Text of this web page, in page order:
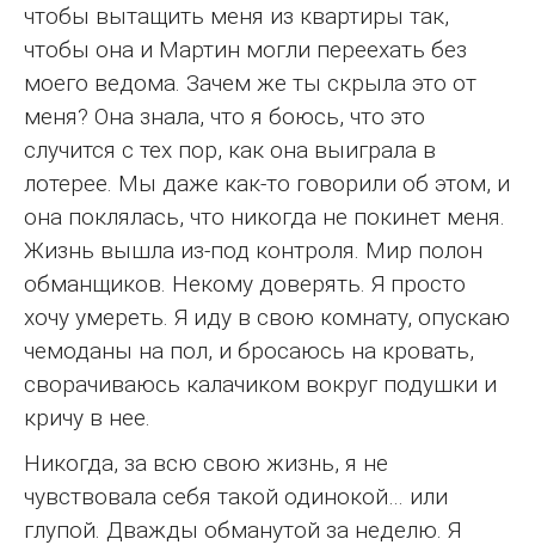
чтобы вытащить меня из квартиры так,
чтобы она и Мартин могли переехать без
моего ведома. Зачем же ты скрыла это от
меня? Она знала, что я боюсь, что это
случится с тех пор, как она выиграла в
лотерее. Мы даже как-то говорили об этом, и
она поклялась, что никогда не покинет меня.
Жизнь вышла из-под контроля. Мир полон
обманщиков. Некому доверять. Я просто
хочу умереть. Я иду в свою комнату, опускаю
чемоданы на пол, и бросаюсь на кровать,
сворачиваюсь калачиком вокруг подушки и
кричу в нее.
Никогда, за всю свою жизнь, я не
чувствовала себя такой одинокой… или
глупой. Дважды обманутой за неделю. Я